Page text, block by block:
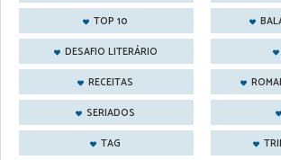
TOP 10
DESAFIO LITERÁRIO
RECEITAS
SERIADOS
TAG